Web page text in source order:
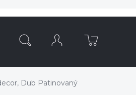
Dub Patinovaný